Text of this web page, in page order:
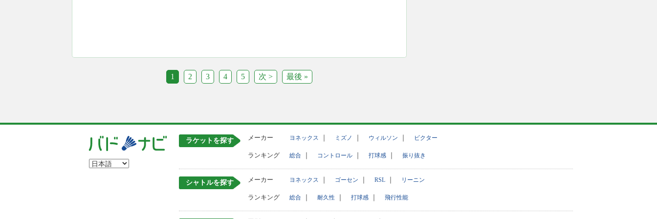
1 2 3 4 5 次 > 最後 »
ラケットを探す メーカー ヨネックス ｜ ミズノ ｜ ウィルソン ｜ ビクター
ランキング 総合 ｜ コントロール ｜ 打球感 ｜ 振り抜き
シャトルを探す メーカー ヨネックス ｜ ゴーセン ｜ RSL ｜ リーニン
ランキング 総合 ｜ 耐久性 ｜ 打球感 ｜ 飛行性能